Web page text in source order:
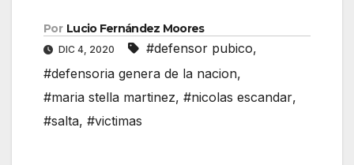
Por Lucio Fernández Moores
DIC 4, 2020 #defensor pubico,
#defensoria genera de la nacion,
#maria stella martinez, #nicolas escandar,
#salta, #victimas